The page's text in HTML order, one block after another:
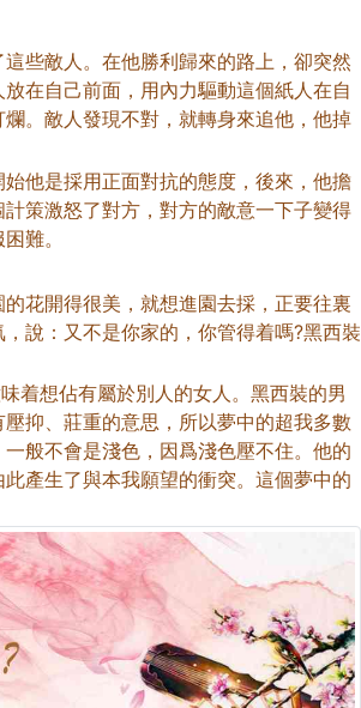
些敵人。在他勝利歸來的路上，卻突然
在自己前面，用內力驅動這個紙人在自
。敵人發現不對，就轉身來追他，他掉
他是採用正面對抗的態度，後來，他擔
策激怒了對方，對方的敵意一下子變得
難。
花開得很美，就想進園去採，正要往裏
說：又不是你家的，你管得着嗎?黑西裝
着想佔有屬於別人的女人。黑西裝的男
抑、莊重的意思，所以夢中的超我多數
般不會是淺色，因爲淺色壓不住。他的
產生了與本我願望的衝突。這個夢中的